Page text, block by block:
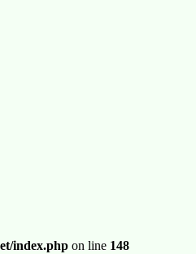
index.php on line 148